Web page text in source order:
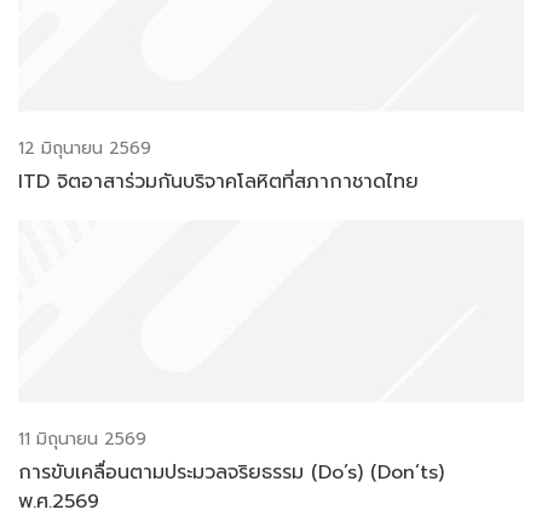
12 มิถุนายน 2569
ITD จิตอาสาร่วมกันบริจาคโลหิตที่สภากาชาดไทย
11 มิถุนายน 2569
การขับเคลื่อนตามประมวลจริยธรรม (Do’s) (Don’ts)
พ.ศ.2569